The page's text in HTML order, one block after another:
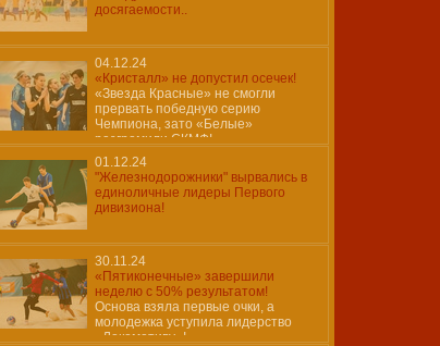
досягаемости..
04.12.24
«Кристалл» не допустил осечек!
«Звезда Красные» не смогли
прервать победную серию
Чемпиона, зато «Белые»
разгромили СКМФ!
01.12.24
"Железнодорожники" вырвались в
единоличные лидеры Первого
дивизиона!
30.11.24
«Пятиконечные» завершили
неделю с 50% результатом!
Основа взяла первые очки, а
молодежка уступила лидерство
«Локомотиву»!